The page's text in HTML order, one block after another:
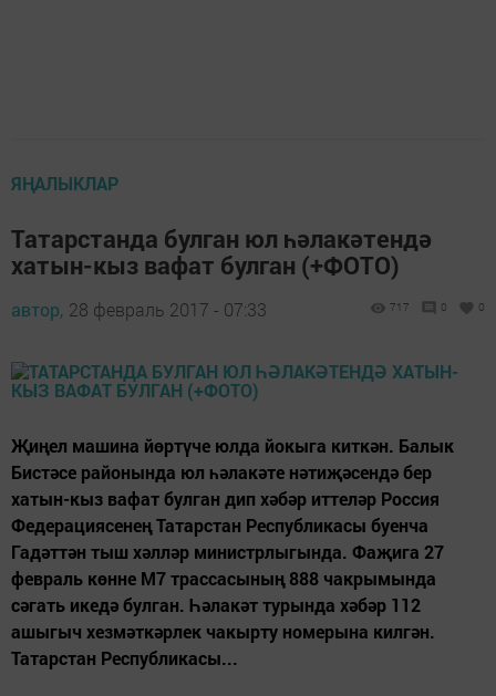
ЯҢАЛЫКЛАР
Татарстанда булган юл һәлакәтендә
хатын-кыз вафат булган (+ФОТО)
автор, 28 февраль 2017 - 07:33 717 0 0
Җиңел машина йөртүче юлда йокыга киткән. Балык
Бистәсе районында юл һәлакәте нәтиҗәсендә бер
хатын-кыз вафат булган дип хәбәр иттеләр Россия
Федерациясенең Татарстан Республикасы буенча
Гадәттән тыш хәлләр министрлыгында. Фаҗига 27
февраль көнне М7 трассасының 888 чакрымында
сәгать икедә булган. Һәлакәт турында хәбәр 112
ашыгыч хезмәткәрлек чакырту номерына килгән.
Татарстан Республикасы...